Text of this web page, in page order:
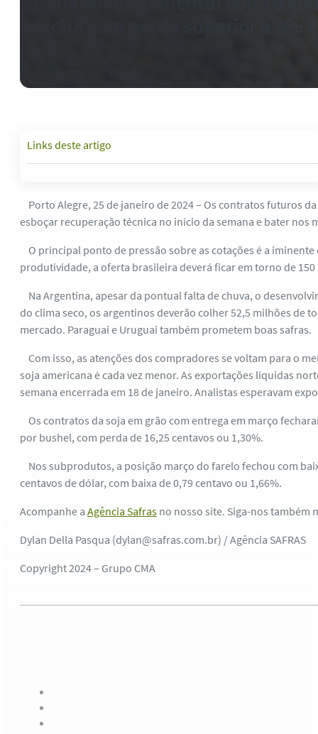
Links deste artigo
Porto Alegre, 25 de janeiro de 2024 – Os contratos futuros
esboçar recuperação técnica no início da semana e bater
O principal ponto de pressão sobre as cotações é a
produtividade, a oferta brasileira deverá ficar em torno de
Na Argentina, apesar da pontual falta de chuva, o
do clima seco, os argentinos deverão colher 52,5 milhões de
mercado. Paraguai e Uruguai também prometem boas safras.
Com isso, as atenções dos compradores se voltam para o
soja americana é cada vez menor. As exportações líquidas
semana encerrada em 18 de janeiro. Analistas esperavam
Os contratos da soja em grão com entrega em março
por bushel, com perda de 16,25 centavos ou 1,30%.
Nos subprodutos, a posição março do farelo fechou com
centavos de dólar, com baixa de 0,79 centavo ou 1,66%.
Acompanhe a Agência Safras no nosso site. Siga-nos também
Dylan Della Pasqua (dylan@safras.com.br) / Agência SAFRAS
Copyright 2024 – Grupo CMA